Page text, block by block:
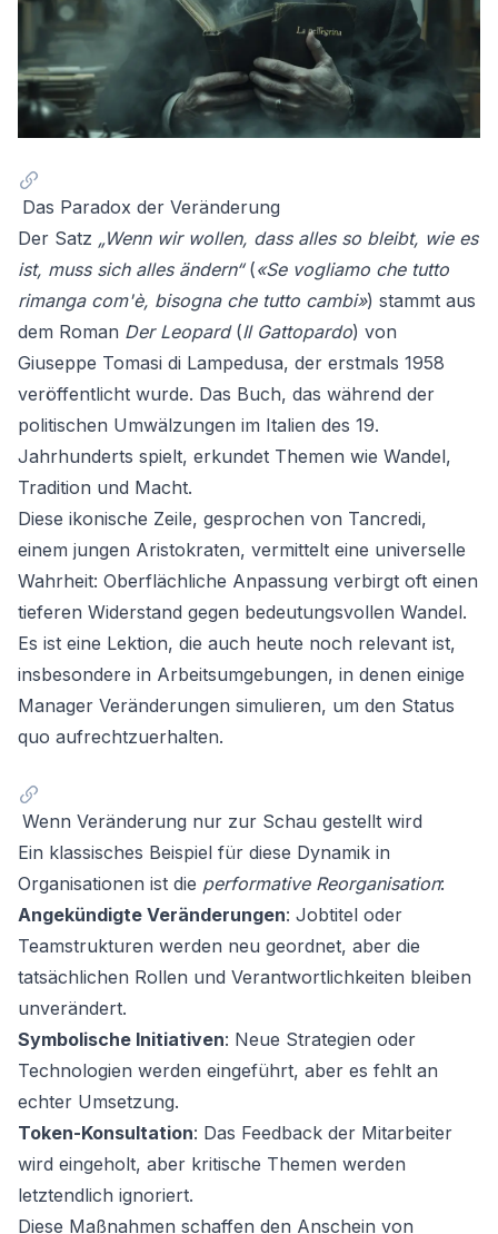
Das Paradox der Veränderung
Der Satz „Wenn wir wollen, dass alles so bleibt, wie es
ist, muss sich alles ändern“(«Se vogliamo che tutto
rimanga com'è, bisogna che tutto cambi») stammt aus
dem Roman Der Leopard(Il Gattopardo) von
Giuseppe Tomasi di Lampedusa, der erstmals 1958
veröffentlicht wurde. Das Buch, das während der
politischen Umwälzungen im Italien des 19.
Jahrhunderts spielt, erkundet Themen wie Wandel,
Tradition und Macht.
Diese ikonische Zeile, gesprochen von Tancredi,
einem jungen Aristokraten, vermittelt eine universelle
Wahrheit: Oberflächliche Anpassung verbirgt oft einen
tieferen Widerstand gegen bedeutungsvollen Wandel.
Es ist eine Lektion, die auch heute noch relevant ist,
insbesondere in Arbeitsumgebungen, in denen einige
Manager Veränderungen simulieren, um den Status
quo aufrechtzuerhalten.
Wenn Veränderung nur zur Schau gestellt wird
Ein klassisches Beispiel für diese Dynamik in
Organisationen ist die performative Reorganisation:
Angekündigte Veränderungen: Jobtitel oder
Teamstrukturen werden neu geordnet, aber die
tatsächlichen Rollen und Verantwortlichkeiten bleiben
unverändert.
Symbolische Initiativen: Neue Strategien oder
Technologien werden eingeführt, aber es fehlt an
echter Umsetzung.
Token-Konsultation: Das Feedback der Mitarbeiter
wird eingeholt, aber kritische Themen werden
letztendlich ignoriert.
Diese Maßnahmen schaffen den Anschein von